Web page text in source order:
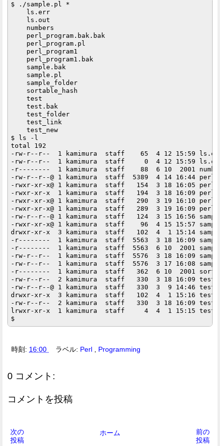
$ ./sample.pl *
    ls.err
    ls.out
    numbers
    perl_program.bak.bak
    perl_program.pl
    perl_program1
    perl_program1.bak
    sample.bak
    sample.pl
    sample_folder
    sortable_hash
    test
    test.bak
    test_folder
    test_link
    test_new
$ ls -l
total 192
-rw-r--r--  1 kamimura  staff    65  4 12 15:59
-rw-r--r--  1 kamimura  staff     0  4 12 15:59
-r--------  1 kamimura  staff    88  6 10  2001
-rw-r--r--@ 1 kamimura  staff  5389  4 14 16:44
-rwxr-xr-x@ 1 kamimura  staff   154  3 18 16:05
-rwxr-xr-x  1 kamimura  staff   194  3 18 16:09
-rwxr-xr-x@ 1 kamimura  staff   290  3 19 16:10
-rwxr-xr-x@ 1 kamimura  staff   289  3 19 16:09
-rw-r--r--@ 1 kamimura  staff   124  3 15 16:56
-rwxr-xr-x@ 1 kamimura  staff    96  4 15 15:57
drwxr-xr-x  3 kamimura  staff   102  4  1 15:14
-r--------  1 kamimura  staff  5563  3 18 16:09
-r--------  1 kamimura  staff  5563  6 10  2001
-rw-r--r--  1 kamimura  staff  5576  3 18 16:09
-rw-r--r--  1 kamimura  staff  5576  3 17 16:08
-r--------  1 kamimura  staff   362  6 10  2001
-rw-r--r--  2 kamimura  staff   330  3 18 16:09 test
-rw-r--r--@ 1 kamimura  staff   330  3  9 14:46
drwxr-xr-x  3 kamimura  staff   102  4  1 15:16
-rw-r--r--  2 kamimura  staff   330  3 18 16:09
lrwxr-xr-x  1 kamimura  staff     4  4  1 15:15
時刻: 16:00 ラベル: Perl Programming
0 コメント:
コメントを投稿
次の
投稿
前の
投稿
ホーム